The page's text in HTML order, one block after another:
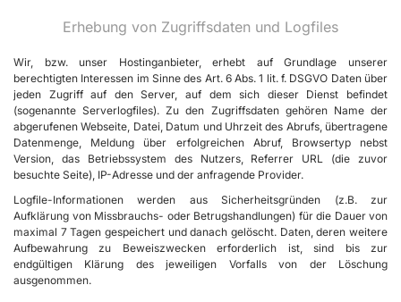
Erhebung von Zugriffsdaten und Logfiles
Wir, bzw. unser Hostinganbieter, erhebt auf Grundlage unserer
berechtigten Interessen im Sinne des Art. 6 Abs. 1 lit. f. DSGVO Daten über
jeden Zugriff auf den Server, auf dem sich dieser Dienst befindet
(sogenannte Serverlogfiles). Zu den Zugriffsdaten gehören Name der
abgerufenen Webseite, Datei, Datum und Uhrzeit des Abrufs, übertragene
Datenmenge, Meldung über erfolgreichen Abruf, Browsertyp nebst
Version, das Betriebssystem des Nutzers, Referrer URL (die zuvor
besuchte Seite), IP-Adresse und der anfragende Provider.
Logfile-Informationen werden aus Sicherheitsgründen (z.B. zur
Aufklärung von Missbrauchs- oder Betrugshandlungen) für die Dauer von
maximal 7 Tagen gespeichert und danach gelöscht. Daten, deren weitere
Aufbewahrung zu Beweiszwecken erforderlich ist, sind bis zur
endgültigen Klärung des jeweiligen Vorfalls von der Löschung
ausgenommen.